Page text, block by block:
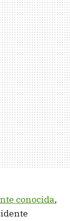
conocida,